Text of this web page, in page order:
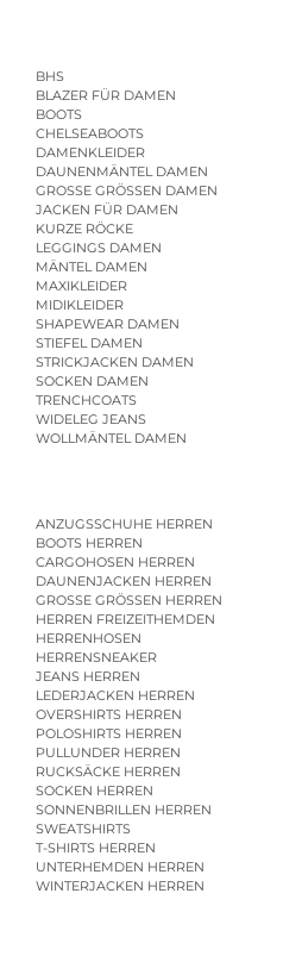
BHS
BLAZER FÜR DAMEN
BOOTS
CHELSEABOOTS
DAMENKLEIDER
DAUNENMÄNTEL DAMEN
GROSSE GRÖSSEN DAMEN
JACKEN FÜR DAMEN
KURZE RÖCKE
LEGGINGS DAMEN
MÄNTEL DAMEN
MAXIKLEIDER
MIDIKLEIDER
SHAPEWEAR DAMEN
STIEFEL DAMEN
STRICKJACKEN DAMEN
SOCKEN DAMEN
TRENCHCOATS
WIDELEG JEANS
WOLLMÄNTEL DAMEN
ANZUGSSCHUHE HERREN
BOOTS HERREN
CARGOHOSEN HERREN
DAUNENJACKEN HERREN
GROSSE GRÖSSEN HERREN
HERREN FREIZEITHEMDEN
HERRENHOSEN
HERRENSNEAKER
JEANS HERREN
LEDERJACKEN HERREN
OVERSHIRTS HERREN
POLOSHIRTS HERREN
PULLUNDER HERREN
RUCKSÄCKE HERREN
SOCKEN HERREN
SONNENBRILLEN HERREN
SWEATSHIRTS
T-SHIRTS HERREN
UNTERHEMDEN HERREN
WINTERJACKEN HERREN